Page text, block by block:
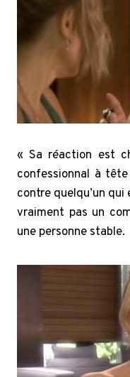
« Sa réaction est
confessionnal à
contre quelqu’un qui
vraiment pas un
une personne stable.